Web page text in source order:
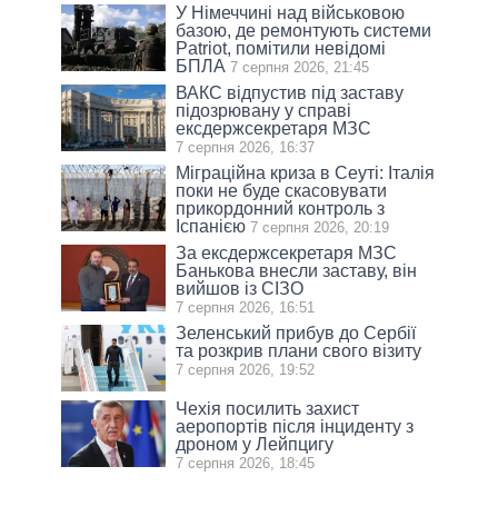
У Німеччині над військовою
базою, де ремонтують системи
Patriot, помітили невідомі
БПЛА 7 серпня 2026, 21:45
ВАКС відпустив під заставу
підозрювану у справі
ексдержсекретаря МЗС
7 серпня 2026, 16:37
Міграційна криза в Сеуті: Італія
поки не буде скасовувати
прикордонний контроль з
Іспанією 7 серпня 2026, 20:19
За ексдержсекретаря МЗС
Банькова внесли заставу, він
вийшов із СІЗО
7 серпня 2026, 16:51
Зеленський прибув до Сербії
та розкрив плани свого візиту
7 серпня 2026, 19:52
Чехія посилить захист
аеропортів після інциденту з
дроном у Лейпцигу
7 серпня 2026, 18:45